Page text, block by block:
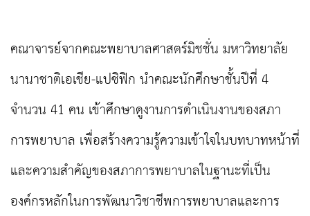
คณาจารย์จากคณะพยาบาลศาสตร์มิชชั่น มหาวิทยาลัย
นานาชาติเอเชีย-แปซิฟิก นำคณะนักศึกษาชั้นปีที่ 4
จำนวน 41 คน เข้าศึกษาดูงานการดำเนินงานของสภา
การพยาบาล เพื่อสร้างความรู้ความเข้าใจในบทบาทหน้าที่
และความสำคัญของสภาการพยาบาลในฐานะที่เป็น
องค์กรหลักในการพัฒนาวิชาชีพการพยาบาลและการ